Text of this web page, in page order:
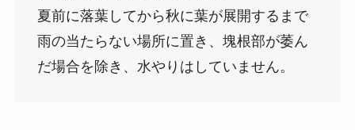
夏前に落葉してから秋に葉が展開するまで
雨の当たらない場所に置き、塊根部が萎ん
だ場合を除き、水やりはしていません。